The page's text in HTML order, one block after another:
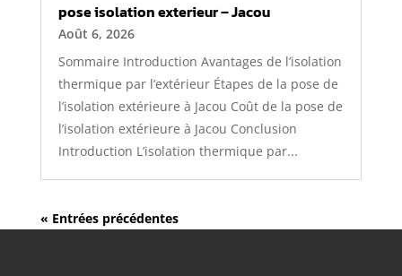
pose isolation exterieur – Jacou
Août 6, 2026
Sommaire Introduction Avantages de l’isolation
thermique par l’extérieur Étapes de la pose de
l’isolation extérieure à Jacou Coût de la pose de
l’isolation extérieure à Jacou Conclusion
Introduction L’isolation thermique par...
« Entrées précédentes